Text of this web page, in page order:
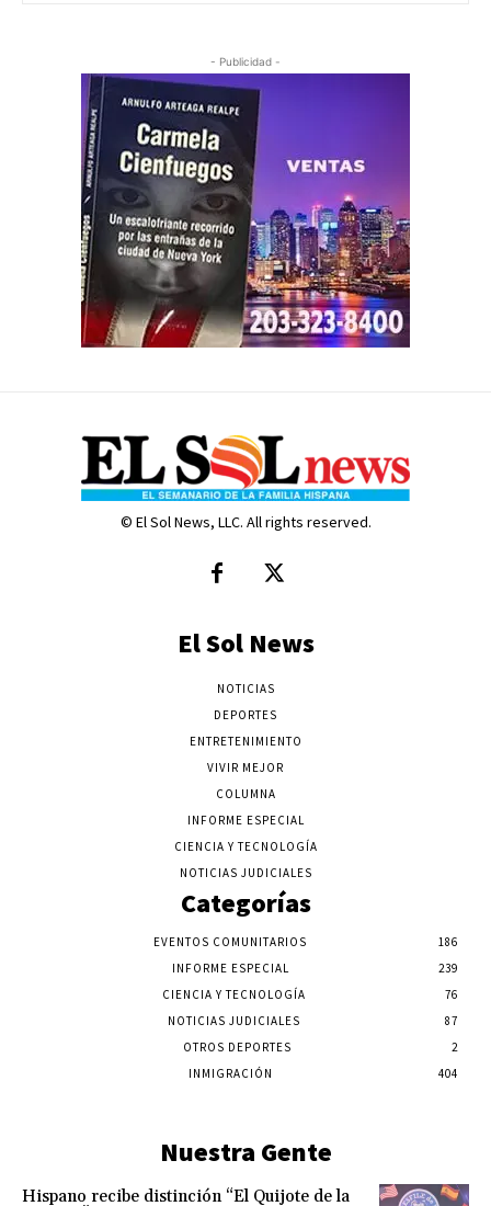
- Publicidad -
© El Sol News, LLC. All rights reserved.
El Sol News
NOTICIAS
DEPORTES
ENTRETENIMIENTO
VIVIR MEJOR
COLUMNA
INFORME ESPECIAL
CIENCIA Y TECNOLOGÍA
NOTICIAS JUDICIALES
Categorías
EVENTOS COMUNITARIOS
186
INFORME ESPECIAL
239
CIENCIA Y TECNOLOGÍA
76
NOTICIAS JUDICIALES
87
OTROS DEPORTES
2
INMIGRACIÓN
404
Nuestra Gente
Hispano recibe distinción “El Quijote de la